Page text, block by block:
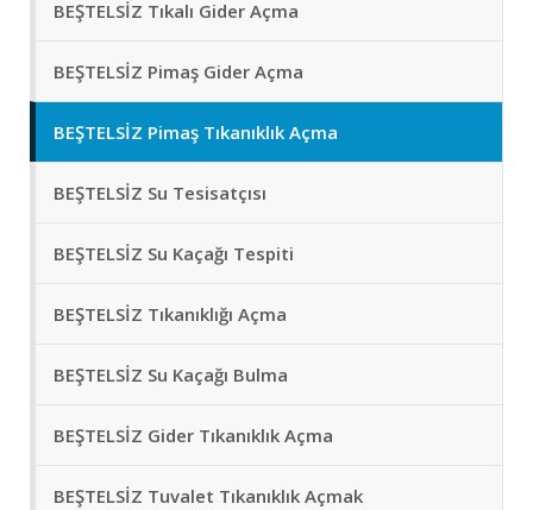
BEŞTELSİZ Tıkalı Gider Açma
BEŞTELSİZ Pimaş Gider Açma
BEŞTELSİZ Pimaş Tıkanıklık Açma
BEŞTELSİZ Su Tesisatçısı
BEŞTELSİZ Su Kaçağı Tespiti
BEŞTELSİZ Tıkanıklığı Açma
BEŞTELSİZ Su Kaçağı Bulma
BEŞTELSİZ Gider Tıkanıklık Açma
BEŞTELSİZ Tuvalet Tıkanıklık Açmak